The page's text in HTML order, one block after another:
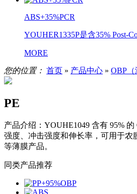
ABS+35%PCR
YOUHER1335P是含35% Post-
MORE
您的位置： 首页 » 产品中心 » OBP
PE
产品介绍： YOUHE1049 含有 95%
强度、冲击强度和伸长率，可用于农
等薄膜产品。
同类产品推荐